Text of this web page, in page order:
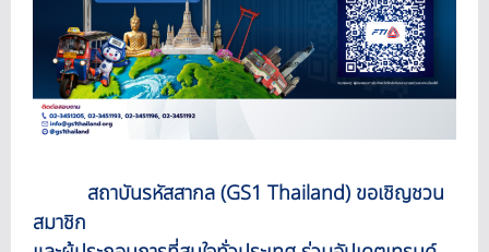
สถาบันรหัสสากล (GS1 Thailand) ขอเชิญชวน
สมาชิก